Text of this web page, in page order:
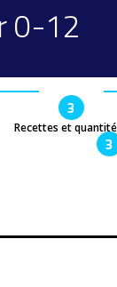
0-12
3
Recettes et
3